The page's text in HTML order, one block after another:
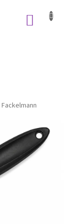
Fackelmann